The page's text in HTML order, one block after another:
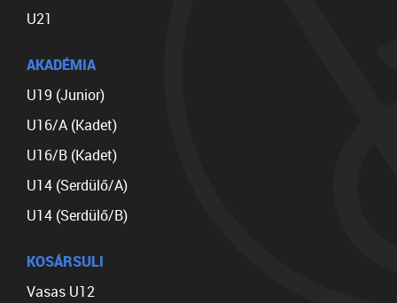
U21
AKADÉMIA
U19 (Junior)
U16/A (Kadet)
U16/B (Kadet)
U14 (Serdülő/A)
U14 (Serdülő/B)
KOSÁRSULI
Vasas U12